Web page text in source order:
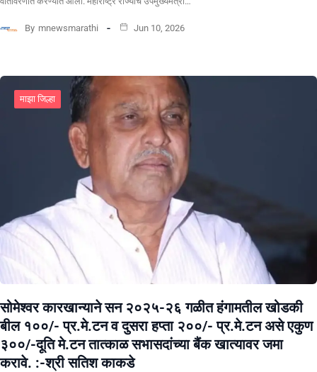
By mnewsmarathi Jun 10, 2026
माझा जिल्हा
सोमेश्वर कारखान्याने सन २०२५-२६ गळीत हंगामतील खोडकी
बील १००/- प्र.मे.टन व दुसरा हप्ता २००/- प्र.मे.टन असे एकुण
३००/-दूति मे.टन तात्काळ सभासदांच्या बैंक खात्यावर जमा
करावे. :-श्री सतिश काकडे